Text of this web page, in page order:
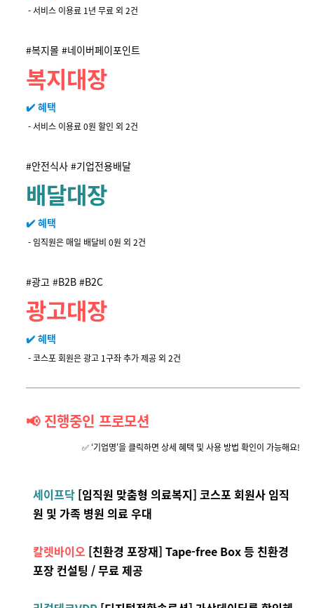
- 서비스 이용료 1년 무료 외 2건
#복지몰 #네이버페이포인트
복지대장
✔️ 혜택
- 서비스 이용료 0원 할인 외 2건
#안전식사 #기업전용배달
배달대장
✔️ 혜택
- 임직원은 매일 배달비 0원 외 2건
#광고 #B2B #B2C
광고대장
✔️ 혜택
- 코스포 회원은 광고 1구좌 추가 제공 외 2건
📢 진행중인 프로모션
✅ ‘기업명'을 클릭하면 상세 혜택 및 사용 방법 확인이 가능해요!
세이프닥[임직원 맞춤형 의료복지] 코스포 회원사 임직
원 및 가족 병원 의료 우대
칼렛바이오 [친환경 포장재] Tape-free Box 등 친환경
포장 컨설팅 / 무료 제공